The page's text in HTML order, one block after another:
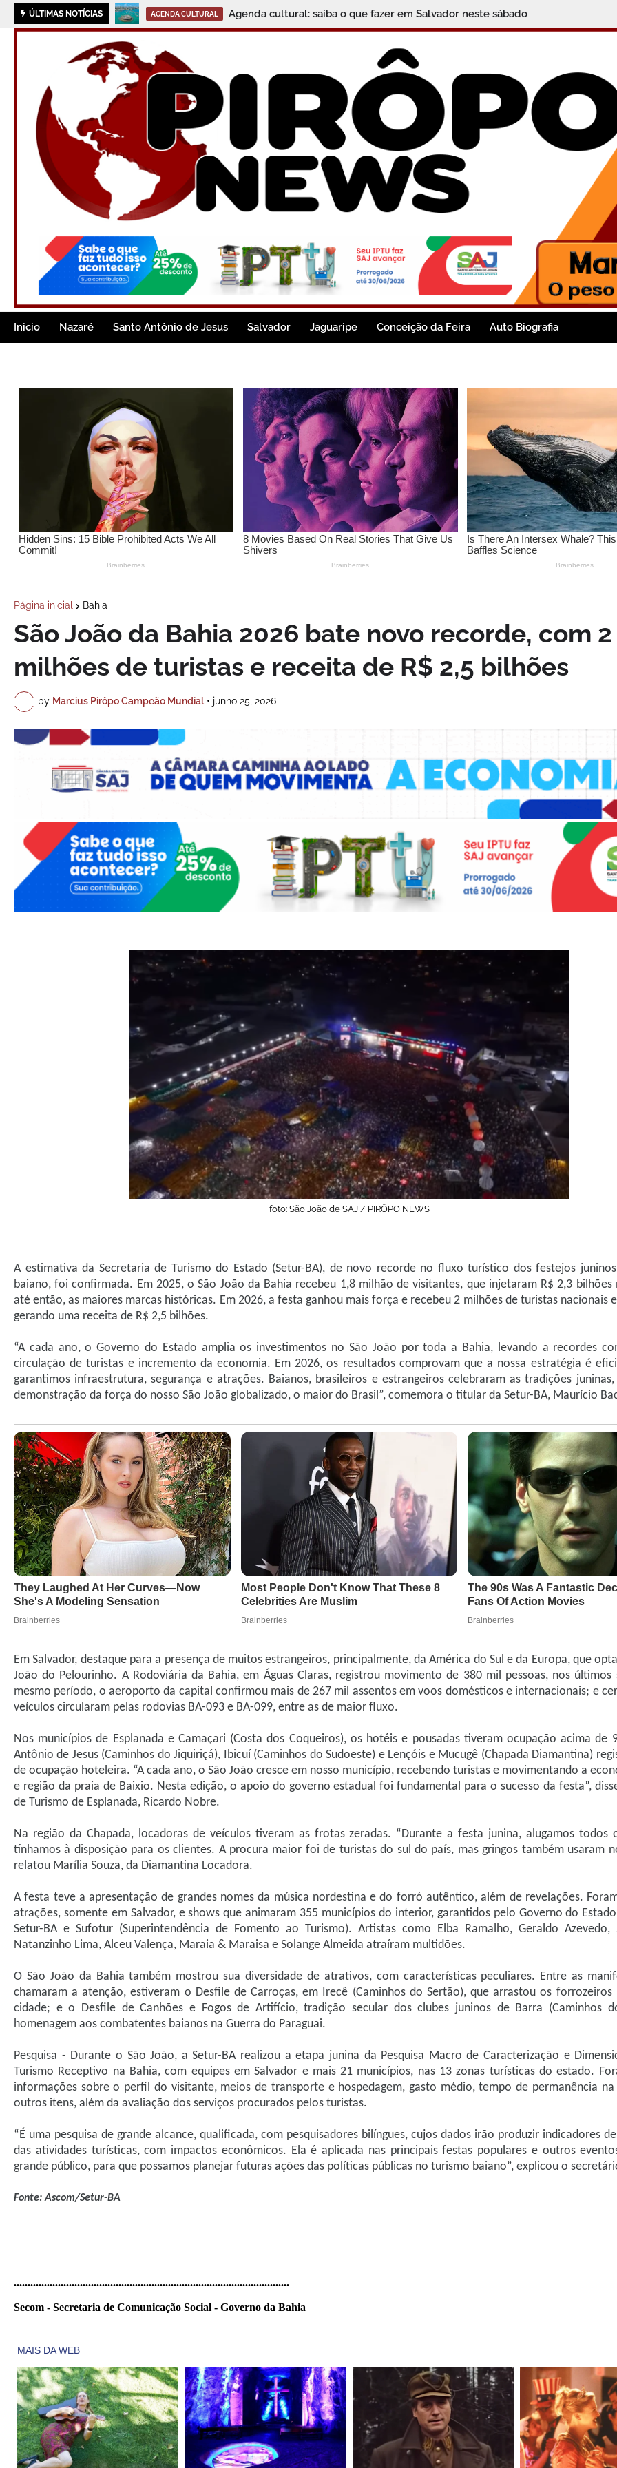
ÚLTIMAS NOTÍCIAS AGENDA CULTURAL Agenda cultural: saiba o que fazer em Salvador neste sábado
Inicio Nazaré Santo Antônio de Jesus Salvador Jaguaripe Conceição da Feira Auto Biografia
Página inicial Bahia
São João da Bahia 2026 bate novo recorde, com 2
milhões de turistas e receita de R$ 2,5 bilhões
by Marcius Pirôpo Campeão Mundial • junho 25, 2026
foto: São João de SAJ / PIRÔPO NEWS
A estimativa da Secretaria de Turismo do Estado (Setur-BA), de novo recorde no fluxo turístico dos festejos
baiano, foi confirmada. Em 2025, o São João da Bahia recebeu 1,8 milhão de visitantes, que injetaram R$ 2,3 bilhões
até então, as maiores marcas históricas. Em 2026, a festa ganhou mais força e recebeu 2 milhões de turistas nacionais
gerando uma receita de R$ 2,5 bilhões.
“A cada ano, o Governo do Estado amplia os investimentos no São João por toda a Bahia, levando a recordes
circulação de turistas e incremento da economia. Em 2026, os resultados comprovam que a nossa estratégia é
garantimos infraestrutura, segurança e atrações. Baianos, brasileiros e estrangeiros celebraram as tradições
demonstração da força do nosso São João globalizado, o maior do Brasil”, comemora o titular da Setur-BA, Maurício
Em Salvador, destaque para a presença de muitos estrangeiros, principalmente, da América do Sul e da Europa, que
João do Pelourinho. A Rodoviária da Bahia, em Águas Claras, registrou movimento de 380 mil pessoas, nos últimos
mesmo período, o aeroporto da capital confirmou mais de 267 mil assentos em voos domésticos e internacionais; e
veículos circularam pelas rodovias BA-093 e BA-099, entre as de maior fluxo.
Nos municípios de Esplanada e Camaçari (Costa dos Coqueiros), os hotéis e pousadas tiveram ocupação acima de
Antônio de Jesus (Caminhos do Jiquiriçá), Ibicuí (Caminhos do Sudoeste) e Lençóis e Mucugê (Chapada Diamantina)
de ocupação hoteleira. “A cada ano, o São João cresce em nosso município, recebendo turistas e movimentando a
e região da praia de Baixio. Nesta edição, o apoio do governo estadual foi fundamental para o sucesso da festa”,
de Turismo de Esplanada, Ricardo Nobre.
Na região da Chapada, locadoras de veículos tiveram as frotas zeradas. “Durante a festa junina, alugamos todos
tínhamos à disposição para os clientes. A procura maior foi de turistas do sul do país, mas gringos também usaram
relatou Marília Souza, da Diamantina Locadora.
A festa teve a apresentação de grandes nomes da música nordestina e do forró autêntico, além de revelações.
atrações, somente em Salvador, e shows que animaram 355 municípios do interior, garantidos pelo Governo do
Setur-BA e Sufotur (Superintendência de Fomento ao Turismo). Artistas como Elba Ramalho, Geraldo Azevedo,
Natanzinho Lima, Alceu Valença, Maraia & Maraisa e Solange Almeida atraíram multidões.
O São João da Bahia também mostrou sua diversidade de atrativos, com características peculiares. Entre as
chamaram a atenção, estiveram o Desfile de Carroças, em Irecê (Caminhos do Sertão), que arrastou os forrozeiros
cidade; e o Desfile de Canhões e Fogos de Artifício, tradição secular dos clubes juninos de Barra (Caminhos
homenagem aos combatentes baianos na Guerra do Paraguai.
Pesquisa - Durante o São João, a Setur-BA realizou a etapa junina da Pesquisa Macro de Caracterização e
Turismo Receptivo na Bahia, com equipes em Salvador e mais 21 municípios, nas 13 zonas turísticas do estado.
informações sobre o perfil do visitante, meios de transporte e hospedagem, gasto médio, tempo de permanência
outros itens, além da avaliação dos serviços procurados pelos turistas.
“É uma pesquisa de grande alcance, qualificada, com pesquisadores bilíngues, cujos dados irão produzir indicadores
das atividades turísticas, com impactos econômicos. Ela é aplicada nas principais festas populares e outros
grande público, para que possamos planejar futuras ações das políticas públicas no turismo baiano”, explicou o
Fonte: Ascom/Setur-BA
....................................................................................................
Secom - Secretaria de Comunicação Social - Governo da Bahia